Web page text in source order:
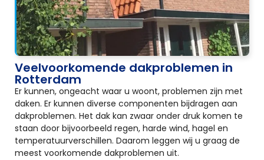
Veelvoorkomende dakproblemen in
Rotterdam
Er kunnen, ongeacht waar u woont, problemen zijn met
daken. Er kunnen diverse componenten bijdragen aan
dakproblemen. Het dak kan zwaar onder druk komen te
staan door bijvoorbeeld regen, harde wind, hagel en
temperatuurverschillen. Daarom leggen wij u graag de
meest voorkomende dakproblemen uit.